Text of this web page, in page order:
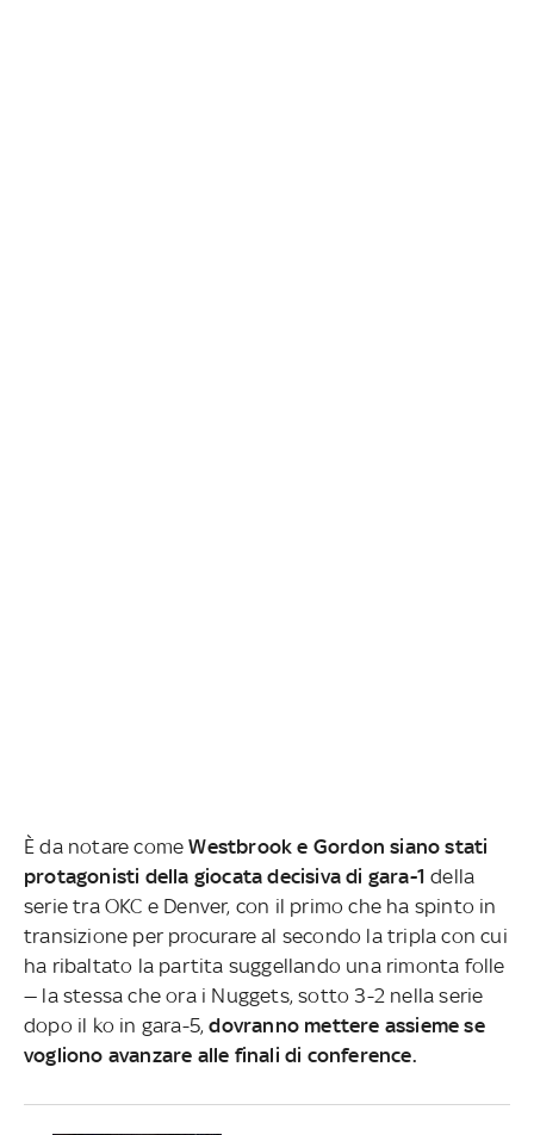
È da notare comeWestbrook e Gordon siano stati
protagonisti della giocata decisiva di gara-1 della
serie tra OKC e Denver, con il primo che ha spinto in
transizione per procurare al secondo la tripla con cui
ha ribaltato la partita suggellando una rimonta folle
— la stessa che ora i Nuggets, sotto 3-2 nella serie
dopo il ko in gara-5,dovranno mettere assieme se
vogliono avanzare alle finali di conference.